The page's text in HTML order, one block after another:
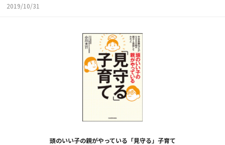
2019/10/31
頭のいい子の親がやっている「見守る」子育て